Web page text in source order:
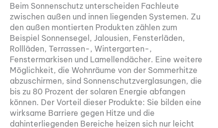
Beim Sonnenschutz unterscheiden Fachleute
zwischen außen und innen liegenden Systemen. Zu
den außen montierten Produkten zählen zum
Beispiel Sonnensegel, Jalousien, Fensterläden,
Rollläden, Terrassen-, Wintergarten-,
Fenstermarkisen und Lamellendächer. Eine weitere
Möglichkeit, die Wohnräume von der Sommerhitze
abzuschirmen, sind Sonnenschutzverglasungen, die
bis zu 80 Prozent der solaren Energie abfangen
können. Der Vorteil dieser Produkte: Sie bilden eine
wirksame Barriere gegen Hitze und die
dahinterliegenden Bereiche heizen sich nur leicht